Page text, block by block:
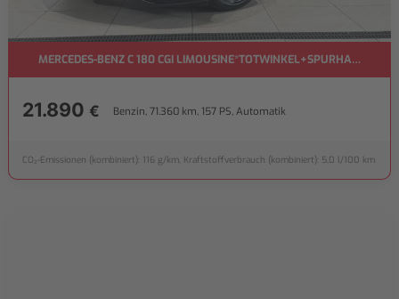
MERCEDES-BENZ C 180 CGI LIMOUSINE*TOTWINKEL+SPURHALTE*
21.890 € Benzin, 71.360 km, 157 PS, Automatik
CO₂-Emissionen (kombiniert): 116 g/km, Kraftstoffverbrauch (kombiniert): 5,0 l/100 km